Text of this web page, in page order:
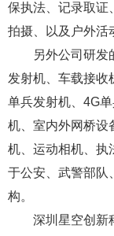
保执法、记录取证
拍摄、以及户外活
另外公司研发
发射机、车载接收
单兵发射机、4G
机、室内外网桥设
机、运动相机、执
于公安、武警部队
构。
深圳星空创新